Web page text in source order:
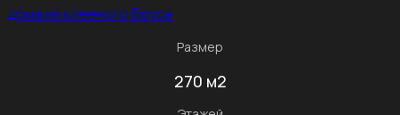
дома из клееного бруса
Размер
270 м2